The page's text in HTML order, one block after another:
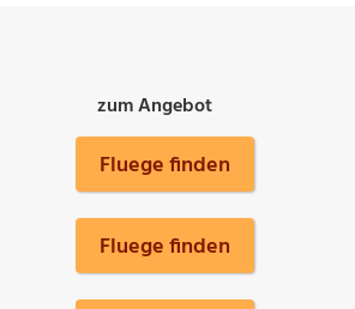
zum Angebot
Fluege finden
Fluege finden